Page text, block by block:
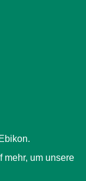
mehr, um unsere